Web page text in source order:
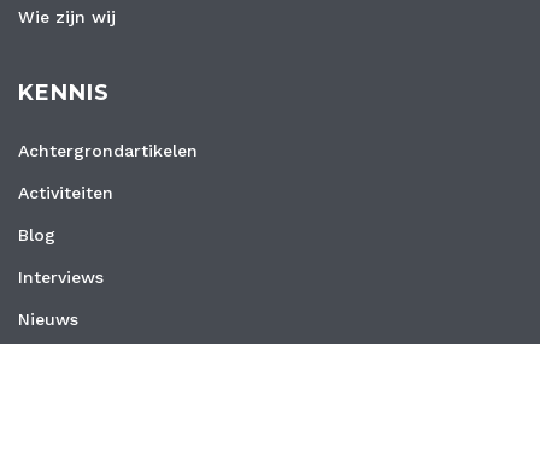
Wie zijn wij
KENNIS
Achtergrondartikelen
Activiteiten
Blog
Interviews
Nieuws